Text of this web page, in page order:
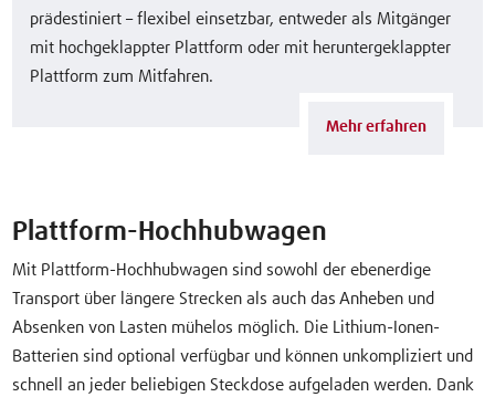
prädestiniert – flexibel einsetzbar, entweder als Mitgänger
mit hochgeklappter Plattform oder mit heruntergeklappter
Plattform zum Mitfahren.
Mehr erfahren
Plattform-Hochhubwagen
Mit Plattform-Hochhubwagen sind sowohl der ebenerdige
Transport über längere Strecken als auch das Anheben und
Absenken von Lasten mühelos möglich. Die Lithium-Ionen-
Batterien sind optional verfügbar und können unkompliziert und
schnell an jeder beliebigen Steckdose aufgeladen werden. Dank